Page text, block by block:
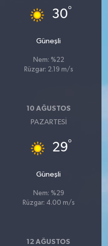
30°
Güneşli
Nem: %22
Rüzgar: 2.19 m/s
10 AĞUSTOS
PAZARTESI
29°
Güneşli
Nem: %29
Rüzgar: 4.00 m/s
12 AĞUSTOS